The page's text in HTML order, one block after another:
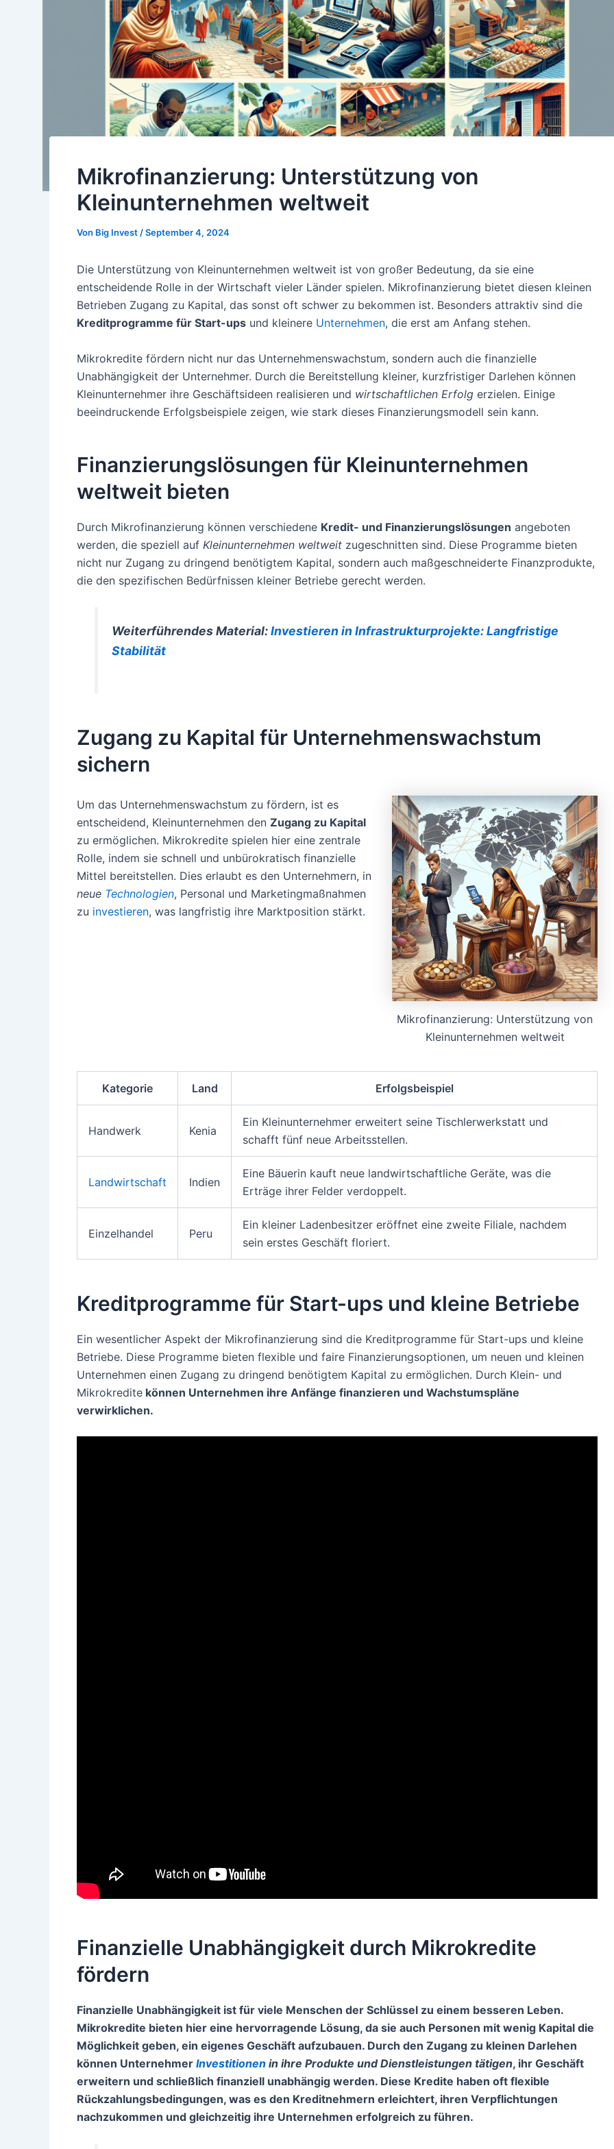
Mikrofinanzierung: Unterstützung von
Kleinunternehmen weltweit
Von Big Invest/September 4, 2024
Die Unterstützung von Kleinunternehmen weltweit ist von großer Bedeutung, da sie eine
entscheidende Rolle in der Wirtschaft vieler Länder spielen. Mikrofinanzierung bietet diesen kleinen
Betrieben Zugang zu Kapital, das sonst oft schwer zu bekommen ist. Besonders attraktiv sind die
Kreditprogramme für Start-ups und kleinere Unternehmen, die erst am Anfang stehen.
Mikrokredite fördern nicht nur das Unternehmenswachstum, sondern auch die finanzielle
Unabhängigkeit der Unternehmer. Durch die Bereitstellung kleiner, kurzfristiger Darlehen können
Kleinunternehmer ihre Geschäftsideen realisieren und wirtschaftlichen Erfolg erzielen. Einige
beeindruckende Erfolgsbeispiele zeigen, wie stark dieses Finanzierungsmodell sein kann.
Finanzierungslösungen für Kleinunternehmen
weltweit bieten
Durch Mikrofinanzierung können verschiedene Kredit- und Finanzierungslösungen angeboten
werden, die speziell auf Kleinunternehmen weltweit zugeschnitten sind. Diese Programme bieten
nicht nur Zugang zu dringend benötigtem Kapital, sondern auch maßgeschneiderte Finanzprodukte,
die den spezifischen Bedürfnissen kleiner Betriebe gerecht werden.
Weiterführendes Material:Investieren in Infrastrukturprojekte: Langfristige
Stabilität
Zugang zu Kapital für Unternehmenswachstum
sichern
Mikrofinanzierung: Unterstützung von
Kleinunternehmen weltweit
Um das Unternehmenswachstum zu fördern, ist es
entscheidend, Kleinunternehmen den Zugang zu Kapital
zu ermöglichen. Mikrokredite spielen hier eine zentrale
Rolle, indem sie schnell und unbürokratisch finanzielle
Mittel bereitstellen. Dies erlaubt es den Unternehmern, in
neue Technologien, Personal und Marketingmaßnahmen
zu investieren, was langfristig ihre Marktposition stärkt.
Kategorie Land Erfolgsbeispiel
Handwerk Kenia
Ein Kleinunternehmer erweitert seine Tischlerwerkstatt und
schafft fünf neue Arbeitsstellen.
Landwirtschaft Indien
Eine Bäuerin kauft neue landwirtschaftliche Geräte, was die
Erträge ihrer Felder verdoppelt.
Einzelhandel Peru
Ein kleiner Ladenbesitzer eröffnet eine zweite Filiale, nachdem
sein erstes Geschäft floriert.
Kreditprogramme für Start-ups und kleine Betriebe
Ein wesentlicher Aspekt der Mikrofinanzierung sind die Kreditprogramme für Start-ups und kleine
Betriebe. Diese Programme bieten flexible und faire Finanzierungsoptionen, um neuen und kleinen
Unternehmen einen Zugang zu dringend benötigtem Kapital zu ermöglichen. Durch Klein- und
Mikrokredite können Unternehmen ihre Anfänge finanzieren und Wachstumspläne
verwirklichen.
Finanzielle Unabhängigkeit durch Mikrokredite
fördern
Finanzielle Unabhängigkeit ist für viele Menschen der Schlüssel zu einem besseren Leben.
Mikrokredite bieten hier eine hervorragende Lösung, da sie auch Personen mit wenig Kapital die
Möglichkeit geben, ein eigenes Geschäft aufzubauen. Durch den Zugang zu kleinen Darlehen
können Unternehmer Investitionen in ihre Produkte und Dienstleistungen tätigen, ihr Geschäft
erweitern und schließlich finanziell unabhängig werden. Diese Kredite haben oft flexible
Rückzahlungsbedingungen, was es den Kreditnehmern erleichtert, ihren Verpflichtungen
nachzukommen und gleichzeitig ihre Unternehmen erfolgreich zu führen.